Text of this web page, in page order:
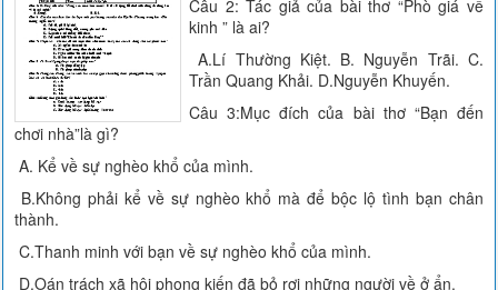
Câu 2: Tác giả của bài thơ “Phò giá về
kinh ” là ai?
A.Lí Thường Kiệt. B. Nguyễn Trãi. C.
Trần Quang Khải. D.Nguyễn Khuyến.
Câu 3:Mục đích của bài thơ “Bạn đến
chơi nhà”là gì?
A. Kể về sự nghèo khổ của mình.
B.Không phải kể về sự nghèo khổ mà để bộc lộ tình bạn chân
thành.
C.Thanh minh với bạn về sự nghèo khổ của mình.
D.Oán trách xã hội phong kiến đã bỏ rơi những người về ở ẩn.